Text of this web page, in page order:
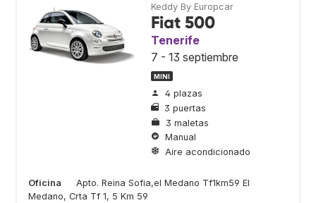
Keddy By Europcar
Fiat 500
Tenerife
7 - 13 septiembre
MINI
4 plazas
3 puertas
3 maletas
Manual
Aire acondicionado
Oficina
Apto. Reina Sofia,el Medano Tf1km59 El
Medano, Crta Tf 1, 5 Km 59